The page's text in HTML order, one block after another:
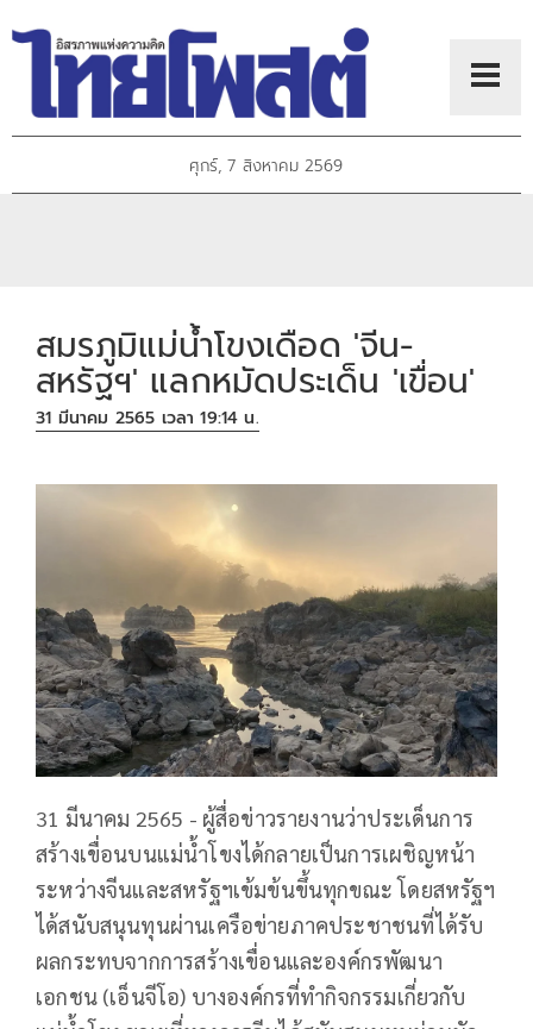
ศุกร์, 7 สิงหาคม 2569
สมรภูมิแม่น้ำโขงเดือด 'จีน-
สหรัฐฯ' แลกหมัดประเด็น 'เขื่อน'
31 มีนาคม 2565 เวลา 19:14 น.
31 มีนาคม 2565 - ผู้สื่อข่าวรายงานว่าประเด็นการ
สร้างเขื่อนบนแม่น้ำโขงได้กลายเป็นการเผชิญหน้า
ระหว่างจีนและสหรัฐฯเข้มข้นขึ้นทุกขณะ โดยสหรัฐฯ
ได้สนับสนุนทุนผ่านเครือข่ายภาคประชาชนที่ได้รับ
ผลกระทบจากการสร้างเขื่อนและองค์กรพัฒนา
เอกชน (เอ็นจีโอ) บางองค์กรที่ทำกิจกรรมเกี่ยวกับ